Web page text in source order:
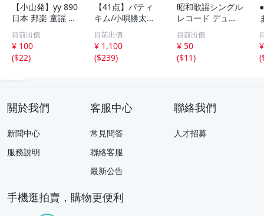
【小山発】yy 890
日本 邦楽 童謡 知
育 教育 バイオリ
ン 洋楽 ブルース
石原裕次郎 八代
亜紀 森昌子 など
目前出價
¥ 100
($22)
【41点】パティ
キム/小唄勝太郎/
メラクリーノ/ノ
ーマンルボフ 等
レコード ポップ
ス ロック 等 洋楽
目前出價
¥ 1,100
($239)
昭和歌謡シングル
レコード デュー
クエイセス＆中山
千夏 / 恋はトマト
色 いつもの小
道で
目前出價
¥ 50
($11)
(
關於我們
新聞中心
服務說明
客服中心
常見問答
聯絡客服
最新公告
聯絡我們
人才招募
手機逛拍賣，購物更便利